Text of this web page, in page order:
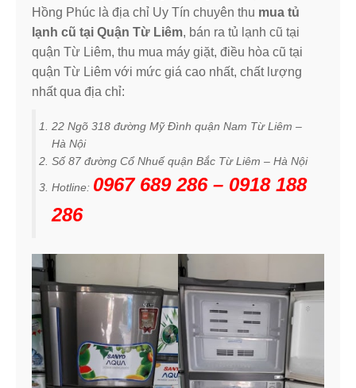
Hồng Phúc là địa chỉ Uy Tín chuyên thu mua tủ
lạnh cũ tại Quận Từ Liêm, bán ra tủ lạnh cũ tại
quận Từ Liêm, thu mua máy giặt, điều hòa cũ tại
quận Từ Liêm với mức giá cao nhất, chất lượng
nhất qua địa chỉ:
22 Ngõ 318 đường Mỹ Đình quận Nam Từ Liêm –
Hà Nội
Số 87 đường Cổ Nhuế quận Bắc Từ Liêm – Hà Nội
Hotline: 0967 689 286 – 0918 188
286